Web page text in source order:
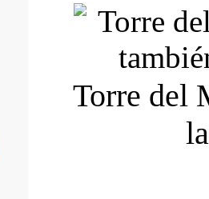
Torre del